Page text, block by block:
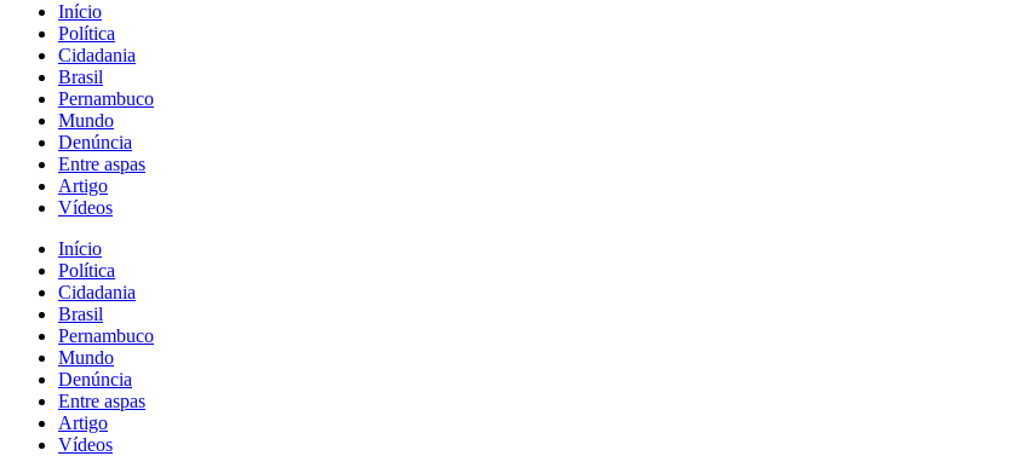
Início
Política
Cidadania
Brasil
Pernambuco
Mundo
Denúncia
Entre aspas
Artigo
Vídeos
Início
Política
Cidadania
Brasil
Pernambuco
Mundo
Denúncia
Entre aspas
Artigo
Vídeos